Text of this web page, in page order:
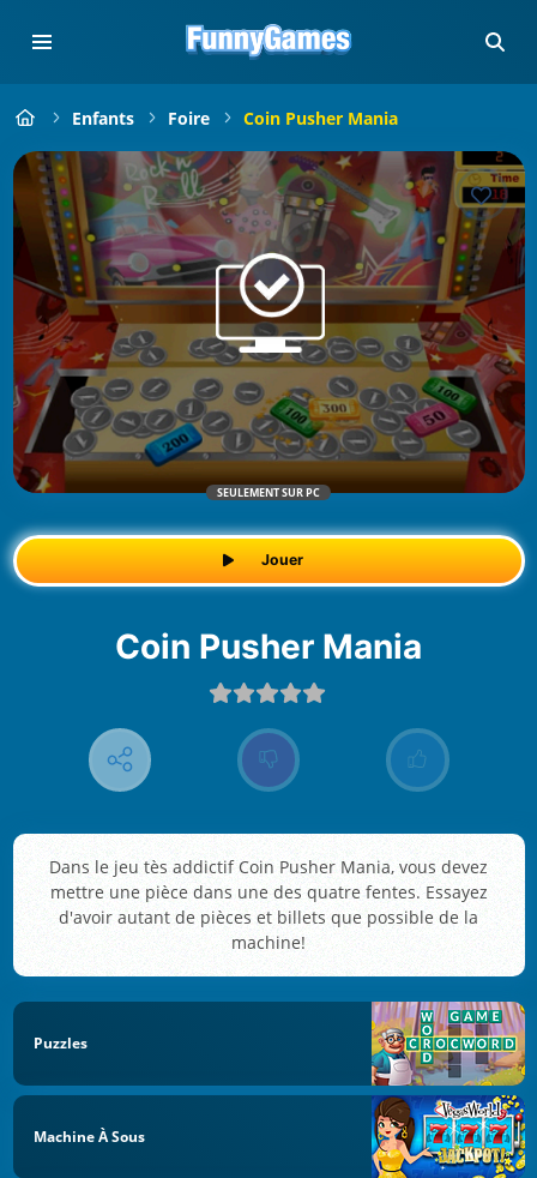
Enfants Foire Coin Pusher Mania
SEULEMENT SUR PC
Jouer
Coin Pusher Mania
Dans le jeu tès addictif Coin Pusher Mania, vous devez
mettre une pièce dans une des quatre fentes. Essayez
d'avoir autant de pièces et billets que possible de la
machine!
Puzzles
Machine À Sous